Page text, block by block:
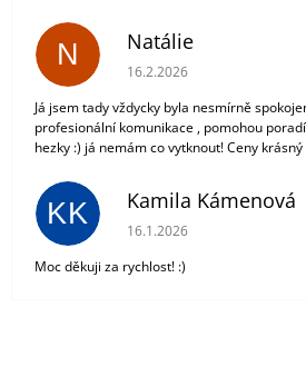
N Natálie
Hodnocení obchodu je 5 z 5
16.2.2026
Já jsem tady vždycky byla nesmírně
profesionální komunikace , pomohou
hezky :) já nemám co vytknout! Ceny krásný
KK Kamila Kámenová
Hodnocení obchodu je 5 z 5
16.1.2026
Moc děkuji za rychlost! :)